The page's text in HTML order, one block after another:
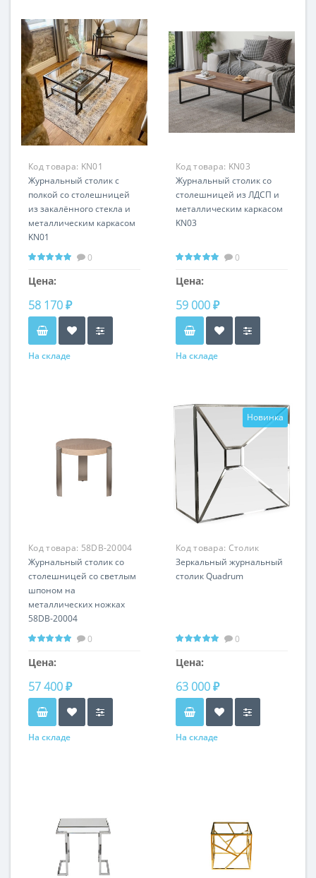
Код товара: KN01
Журнальный столик с
полкой со столешницей
из закалённого стекла и
металлическим каркасом
KN01
0
Цена:
58 170 ₽
На складе
Код товара: KN03
Журнальный столик со
столешницей из ЛДСП и
металлическим каркасом
KN03
0
Цена:
59 000 ₽
На складе
Код товара: 58DB-20004
Журнальный столик со
столешницей со светлым
шпоном на
металлических ножках
58DB-20004
0
Цена:
57 400 ₽
На складе
Новинка
Код товара: Столик
Quadrum mv305
Зеркальный журнальный
столик Quadrum
0
Цена:
63 000 ₽
На складе